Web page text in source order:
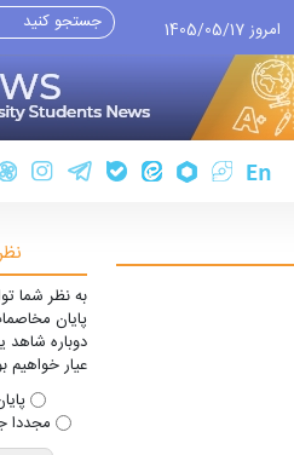
امروز 1405/05/17
به نظر شما
پایان
دوباره شاهد
عیار خواهیم
مجددا